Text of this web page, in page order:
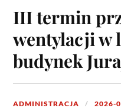
III termin
wentylacji w
budynek
ADMINISTRACJA 2026-